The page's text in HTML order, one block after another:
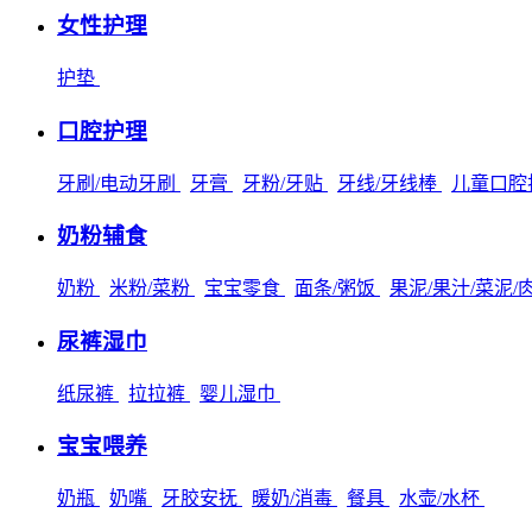
女性护理
护垫
口腔护理
牙刷/电动牙刷 牙膏 牙粉/牙贴 牙线/牙线棒 儿童口腔
奶粉辅食
奶粉 米粉/菜粉 宝宝零食 面条/粥饭 果泥/果汁/菜泥/
尿裤湿巾
纸尿裤 拉拉裤 婴儿湿巾
宝宝喂养
奶瓶 奶嘴 牙胶安抚 暖奶/消毒 餐具 水壶/水杯